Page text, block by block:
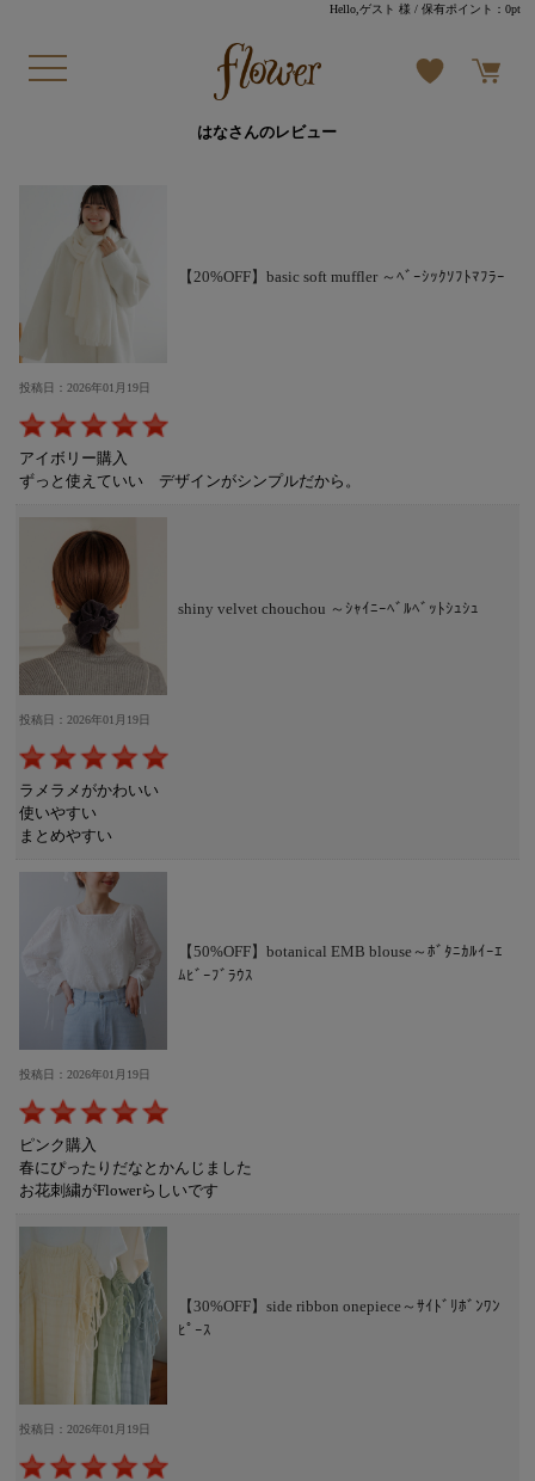
Hello,ゲスト 様 / 保有ポイント：0pt
はなさんのレビュー
【20%OFF】basic soft muffler ～ﾍﾞｰｼｯｸｿﾌﾄﾏﾌﾗｰ
投稿日：2026年01月19日
アイボリー購入
ずっと使えていい デザインがシンプルだから。
shiny velvet chouchou ～ｼｬｲﾆｰﾍﾞﾙﾍﾞｯﾄｼｭｼｭ
投稿日：2026年01月19日
ラメラメがかわいい
使いやすい
まとめやすい
【50%OFF】botanical EMB blouse～ﾎﾞﾀﾆｶﾙｲｰｴ
ﾑﾋﾞｰﾌﾞﾗｳｽ
投稿日：2026年01月19日
ピンク購入
春にぴったりだなとかんじました
お花刺繍がFlowerらしいです
【30%OFF】side ribbon onepiece～ｻｲﾄﾞﾘﾎﾞﾝﾜﾝ
ﾋﾟｰｽ
投稿日：2026年01月19日